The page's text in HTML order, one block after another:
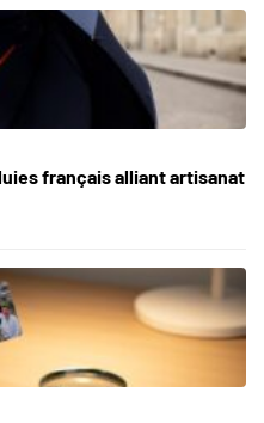
français alliant artisanat